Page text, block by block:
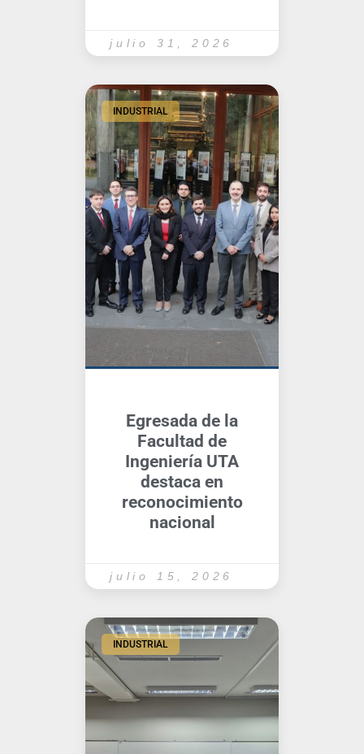
julio 31, 2026
INDUSTRIAL
Egresada de la
Facultad de
Ingeniería UTA
destaca en
reconocimiento
nacional
julio 15, 2026
INDUSTRIAL